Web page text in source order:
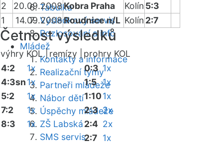
Tabulka
Výsledkový servis
Rozlosování a info
Mládež
Kontakty a informace
Realizační týmy
Partneři mládeže
Nábor dětí
Úspěchy mládeže
ZŠ Labská
SMS servis
2
20.09.2008Kobra Praha Kolín 5:3
1
14.09.2008Roudnice n/L Kolín 2:7
Četnost výsledků
výhry KOL | remízy |
prohry KOL
4:2
1x
4:3sn1x
5:2
1x
7:2
1x
8:3
1x
0:3 1x
1:5 1x
1:101x
2:3 2x
2:4 2x
2:7 1x